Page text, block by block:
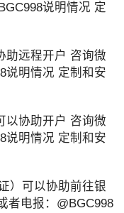
说明情况 定
助远程开户 咨询微
说明情况 定制和安
以协助开户 咨询微
说明情况 定制和安
）可以协助前往银
电报：@BGC998